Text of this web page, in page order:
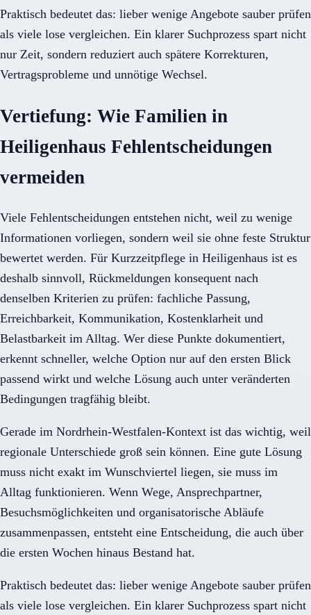
Praktisch bedeutet das: lieber wenige Angebote sauber prüfen
als viele lose vergleichen. Ein klarer Suchprozess spart nicht
nur Zeit, sondern reduziert auch spätere Korrekturen,
Vertragsprobleme und unnötige Wechsel.
Vertiefung: Wie Familien in
Heiligenhaus Fehlentscheidungen
vermeiden
Viele Fehlentscheidungen entstehen nicht, weil zu wenige
Informationen vorliegen, sondern weil sie ohne feste Struktur
bewertet werden. Für Kurzzeitpflege in Heiligenhaus ist es
deshalb sinnvoll, Rückmeldungen konsequent nach
denselben Kriterien zu prüfen: fachliche Passung,
Erreichbarkeit, Kommunikation, Kostenklarheit und
Belastbarkeit im Alltag. Wer diese Punkte dokumentiert,
erkennt schneller, welche Option nur auf den ersten Blick
passend wirkt und welche Lösung auch unter veränderten
Bedingungen tragfähig bleibt.
Gerade im Nordrhein-Westfalen-Kontext ist das wichtig, weil
regionale Unterschiede groß sein können. Eine gute Lösung
muss nicht exakt im Wunschviertel liegen, sie muss im
Alltag funktionieren. Wenn Wege, Ansprechpartner,
Besuchsmöglichkeiten und organisatorische Abläufe
zusammenpassen, entsteht eine Entscheidung, die auch über
die ersten Wochen hinaus Bestand hat.
Praktisch bedeutet das: lieber wenige Angebote sauber prüfen
als viele lose vergleichen. Ein klarer Suchprozess spart nicht